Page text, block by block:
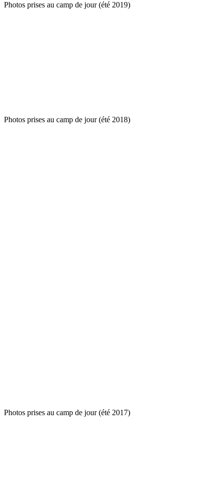
Photos prises au camp de jour (été 2019)
Photos prises au camp de jour (été 2018)
Photos prises au camp de jour (été 2017)